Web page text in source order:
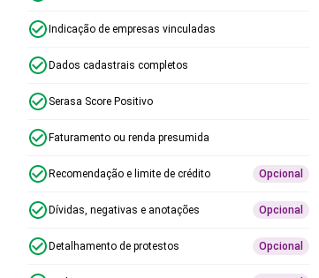
Indicação de empresas vinculadas
Dados cadastrais completos
Serasa Score Positivo
Faturamento ou renda presumida
Recomendação e limite de crédito Opcional
Dívidas, negativas e anotações Opcional
Detalhamento de protestos Opcional